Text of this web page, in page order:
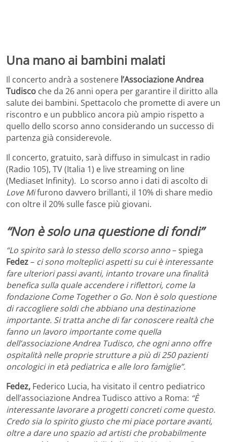
Una mano ai bambini malati
Il concerto andrà a sostenere l’Associazione Andrea
Tudisco che da 26 anni opera per garantire il diritto alla
salute dei bambini. Spettacolo che promette di avere un
riscontro e un pubblico ancora più ampio rispetto a
quello dello scorso anno considerando un successo di
partenza già considerevole.
Il concerto, gratuito, sarà diffuso in simulcast in radio
(Radio 105), TV (Italia 1) e live streaming on line
(Mediaset Infinity). Lo scorso anno i dati di ascolto di
Love Mifurono davvero brillanti, il 10% di share medio
con oltre il 20% sulle fasce più giovani.
“Non è solo una questione di fondi”
“Lo spirito sarà lo stesso dello scorso anno– spiega
Fedez– ci sono molteplici aspetti su cui è interessante
fare ulteriori passi avanti, intanto trovare una finalità
benefica sulla quale accendere i riflettori, come la
fondazione Come Together o Go. Non è solo questione
di raccogliere soldi che abbiano una destinazione
importante. Si tratta anche di far conoscere realtà che
fanno un lavoro importante come quella
dell’associazione Andrea Tudisco, che ogni anno offre
ospitalità nelle proprie strutture a più di 250 pazienti
oncologici in età pediatrica e alle loro famiglie”.
Fedez, Federico Lucia, ha visitato il centro pediatrico
dell’associazione Andrea Tudisco attivo a Roma: “È
interessante lavorare a progetti concreti come questo.
Credo sia lo spirito giusto che mi piace portare avanti,
oltre a dare uno spazio ad artisti che probabilmente